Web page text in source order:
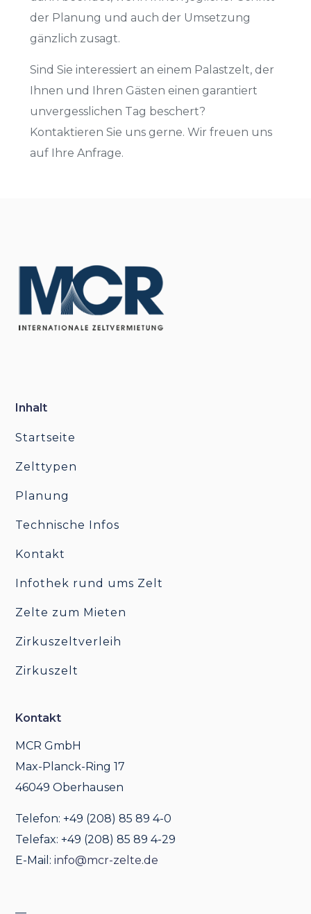
der Planung und auch der Umsetzung
gänzlich zusagt.
Sind Sie interessiert an einem Palastzelt, der
Ihnen und Ihren Gästen einen garantiert
unvergesslichen Tag beschert?
Kontaktieren Sie uns gerne. Wir freuen uns
auf Ihre Anfrage.
Inhalt
Startseite
Zelttypen
Planung
Technische Infos
Kontakt
Infothek rund ums Zelt
Zelte zum Mieten
Zirkuszeltverleih
Zirkuszelt
Kontakt
MCR GmbH
Max-Planck-Ring 17
46049 Oberhausen
Telefon: +49 (208) 85 89 4-0
Telefax: +49 (208) 85 89 4-29
E-Mail:info@mcr-zelte.de